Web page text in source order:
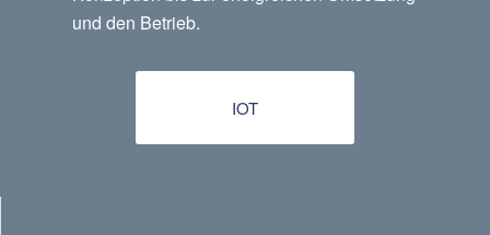
und den Betrieb.
IOT